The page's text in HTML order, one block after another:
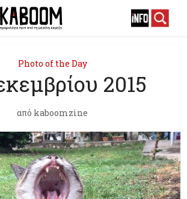
Photo of the Day
2015
από kaboomzine